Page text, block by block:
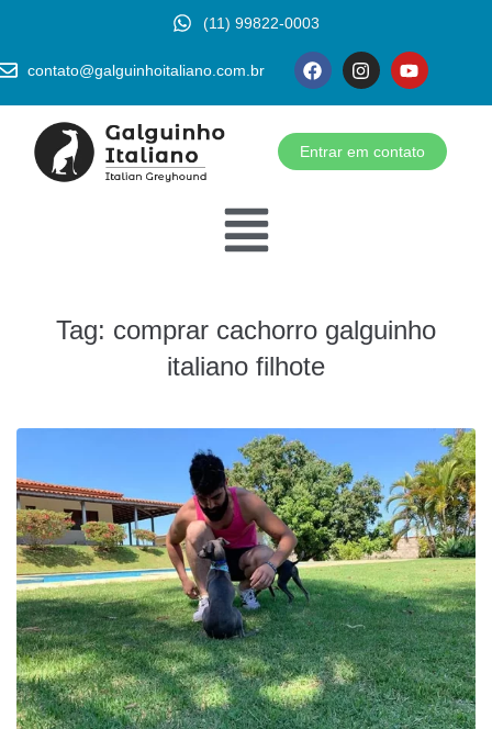
(11) 99822-0003
contato@galguinhoitaliano.com.br
Entrar em contato
Tag: comprar cachorro galguinho
italiano filhote